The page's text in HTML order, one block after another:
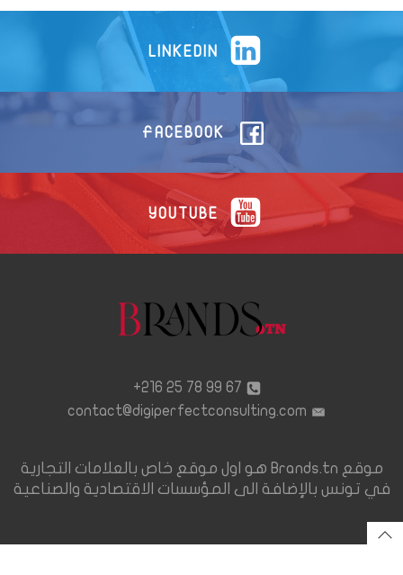
LINKEDIN
FACEBOOK
YOUTUBE
67 99 78 25 216+
contact@digiperfectconsulting.com
موقع Brands.tn هو اول موقع خاص بالعلامات التجارية
في تونس بالإضافة الى المؤسسات الاقتصادية والصناعية